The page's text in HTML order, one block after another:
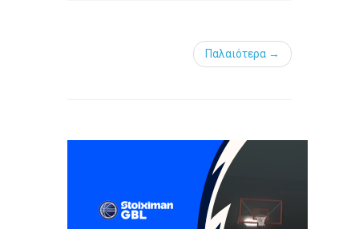
Παλαιότερα →